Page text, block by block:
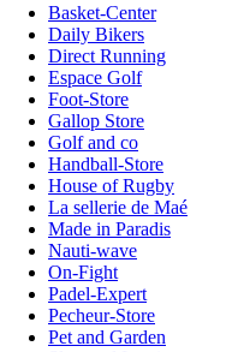
Basket-Center
Daily Bikers
Direct Running
Espace Golf
Foot-Store
Gallop Store
Golf and co
Handball-Store
House of Rugby
La sellerie de Maé
Made in Paradis
Nauti-wave
On-Fight
Padel-Expert
Pecheur-Store
Pet and Garden